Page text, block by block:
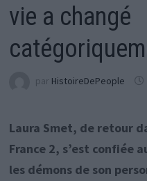
vie a changé
par HistoireDePeople
Laura Smet, de retour
France 2, s’est confiée
les démons de son